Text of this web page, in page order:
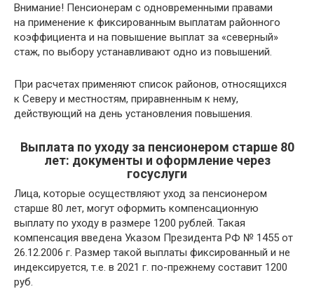
Внимание! Пенсионерам с одновременными правами
на применение к фиксированным выплатам районного
коэффициента и на повышение выплат за «северный»
стаж, по выбору устанавливают одно из повышений.
При расчетах применяют список районов, относящихся
к Северу и местностям, приравненным к нему,
действующий на день установления повышения.
Выплата по уходу за пенсионером старше 80
лет: документы и оформление через
госуслуги
Лица, которые осуществляют уход за пенсионером
старше 80 лет, могут оформить компенсационную
выплату по уходу в размере 1200 рублей. Такая
компенсация введена Указом Президента РФ № 1455 от
26.12.2006 г. Размер такой выплаты фиксированный и не
индексируется, т.е. в 2021 г. по-прежнему составит 1200
руб.